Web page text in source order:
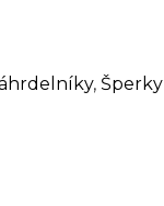
, Šperky